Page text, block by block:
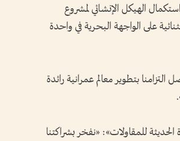
الهيكل الإنشائي لمشروع
على الواجهة البحرية في واحدة
بتطوير معالم عمرانية رائدة
للمقاولات»: «نفخر بشراكتنا